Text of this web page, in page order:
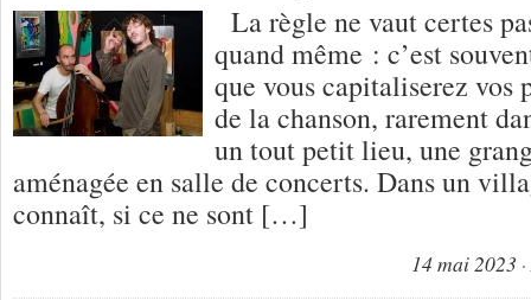
La règle ne vaut certes
quand même : c’est
que vous capitaliserez vos
de la chanson, rarement
un tout petit lieu, une
aménagée en salle de concerts. Dans un
connaît, si ce ne sont […]
14 mai 2023